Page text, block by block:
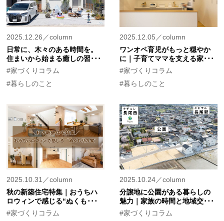
2025.12.26／column
日常に、木々のある時間を。
住まいから始まる癒しの習･･･
#家づくりコラム
#暮らしのこと
2025.12.05／column
ワンオペ育児がもっと穏やか
に｜子育てママを支える家･･･
#家づくりコラム
#暮らしのこと
2025.10.31／column
秋の新築住宅特集｜おうちハ
ロウィンで感じる“ぬくも･･･
#家づくりコラム
2025.10.24／column
分譲地に公園がある暮らしの
魅力｜家族の時間と地域交･･･
#家づくりコラム